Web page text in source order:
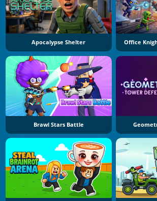
Apocalypse Shelter Office
Brawl Stars Battle